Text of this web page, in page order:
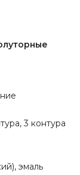
3 контура
эмаль